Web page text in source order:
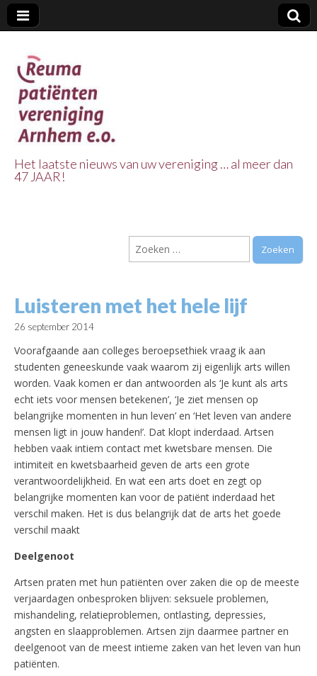
Vereniging
Arnhem e.o.
Het laatste nieuws van uw vereniging … al meer dan
47 JAAR!
Zoeken
naar:
Luisteren met het hele lijf
26 september 2014
Voorafgaande aan colleges beroepsethiek vraag ik aan
studenten geneeskunde vaak waarom zij eigenlijk arts willen
worden. Vaak komen er dan antwoorden als ‘Je kunt als arts
echt iets voor mensen betekenen’, ‘Je ziet mensen op
belangrijke momenten in hun leven’ en ‘Het leven van andere
mensen ligt in jouw handen!’. Dat klopt inderdaad. Artsen
hebben vaak intiem contact met kwetsbare mensen. Die
intimiteit en kwetsbaarheid geven de arts een grote
verantwoordelijkheid. En wat een arts doet en zegt op
belangrijke momenten kan voor de patiënt inderdaad het
verschil maken. Het is dus belangrijk dat de arts het goede
verschil maakt
Deelgenoot
Artsen praten met hun patiënten over zaken die op de meeste
verjaardagen onbesproken blijven: seksuele problemen,
mishandeling, relatieproblemen, ontlasting, depressies,
angsten en slaapproblemen. Artsen zijn daarmee partner en
deelgenoot van de meest intieme zaken van het leven van hun
patiënten.